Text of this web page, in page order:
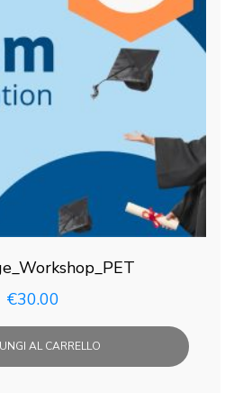
€30.00
AL CARRELLO